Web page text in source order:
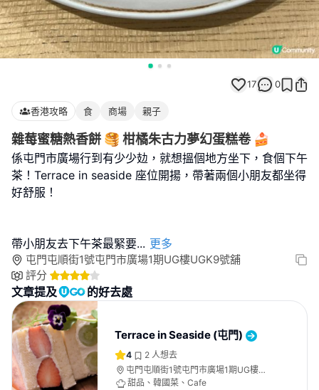
17 0
香港攻略 食 商場 親子
雜莓蜜糖熱香餅 🥞 柑橘朱古力夢幻蛋糕卷 🍰
係屯門市廣場行到有少少攰，就想搵個地方坐下，食個下午
茶！Terrace in seaside 座位開揚，帶著兩個小朋友都坐得
好舒服！
帶小朋友去下午茶最緊要... 更多
屯門屯順街1號屯門市廣場1期UG樓UGK9號舖
評分
文章提及 的好去處
Terrace in Seaside (屯門)
4 2 人想去
屯門屯順街1號屯門市廣場1期UG樓
UGK9號舖
甜品、韓國菜、Cafe